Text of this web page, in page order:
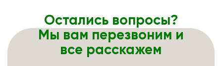
Остались вопросы?
Мы вам перезвоним и
все расскажем